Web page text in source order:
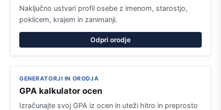
Naključno ustvari profil osebe z imenom, starostjo,
poklicem, krajem in zanimanji.
Odpri orodje
GENERATORJI IN ORODJA
GPA kalkulator ocen
Izračunajte svoj GPA iz ocen in uteži hitro in preprosto